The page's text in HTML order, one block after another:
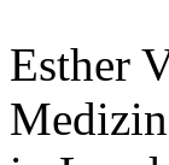
Esther